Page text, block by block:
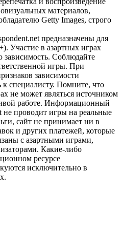
материалов,
Getty Images, строго
предназначены для
Участие в азартных играх
зависимость. Соблюдайте
игры. При
зависимости
к специалисту. Помните, что
не может являться источником
работе. Информационный
не проводит игры на реальные
сайт не принимает ни в
и других платежей, которые
с азартными играми,
Какие-либо
ресурсе
исключительно в